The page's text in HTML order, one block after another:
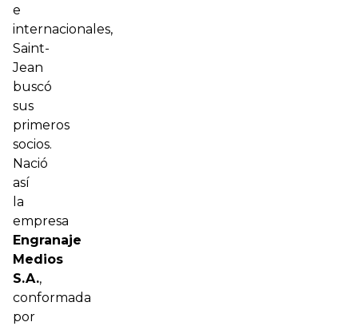
e
internacionales,
Saint-
Jean
buscó
sus
primeros
socios.
Nació
así
la
empresa
Engranaje
Medios
S.A.,
conformada
por